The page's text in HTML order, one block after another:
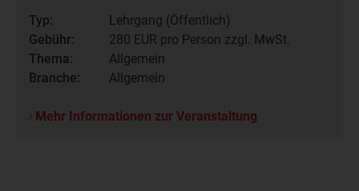
Typ:
Lehrgang (Öffentlich)
Gebühr:
280 EUR pro Person zzgl. MwSt.
Thema:
Allgemein
Branche:
Allgemein
Mehr Informationen zur Veranstaltung